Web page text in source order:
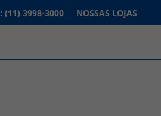
: (11) 3998-3000 NOSSAS LOJAS